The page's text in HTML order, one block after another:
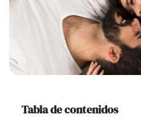
Familia
Cursos
Recursos
Tabla de contenidos